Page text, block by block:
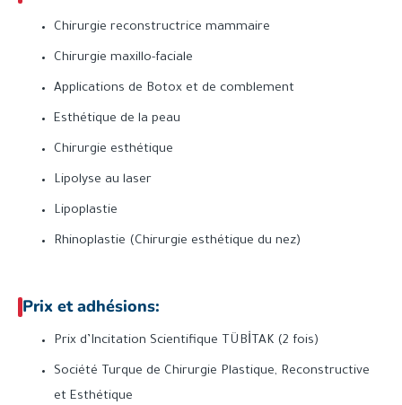
Chirurgie reconstructrice mammaire
Chirurgie maxillo-faciale
Applications de Botox et de comblement
Esthétique de la peau
Chirurgie esthétique
Lipolyse au laser
Lipoplastie
Rhinoplastie (Chirurgie esthétique du nez)
Prix ​​et adhésions:
Prix d’Incitation Scientifique TÜBİTAK (2 fois)
Société Turque de Chirurgie Plastique, Reconstructive
et Esthétique